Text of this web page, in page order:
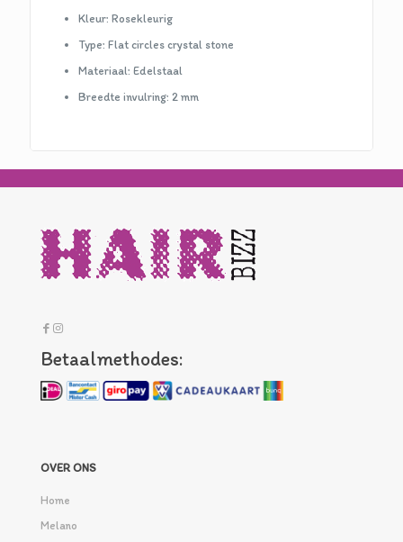
Kleur: Rosekleurig
Type: Flat circles crystal stone
Materiaal: Edelstaal
Breedte invulring: 2 mm
Betaalmethodes:
OVER ONS
Home
Melano